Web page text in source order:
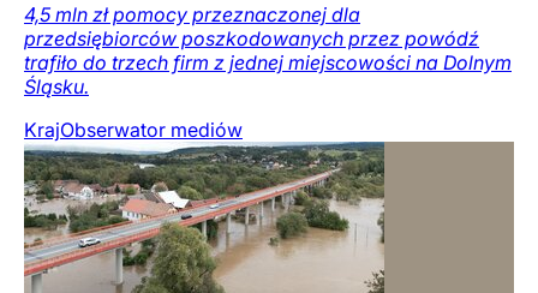
4,5 mln zł pomocy przeznaczonej dla
przedsiębiorców poszkodowanych przez powódź
trafiło do trzech firm z jednej miejscowości na Dolnym
Śląsku.
KrajObserwator mediów